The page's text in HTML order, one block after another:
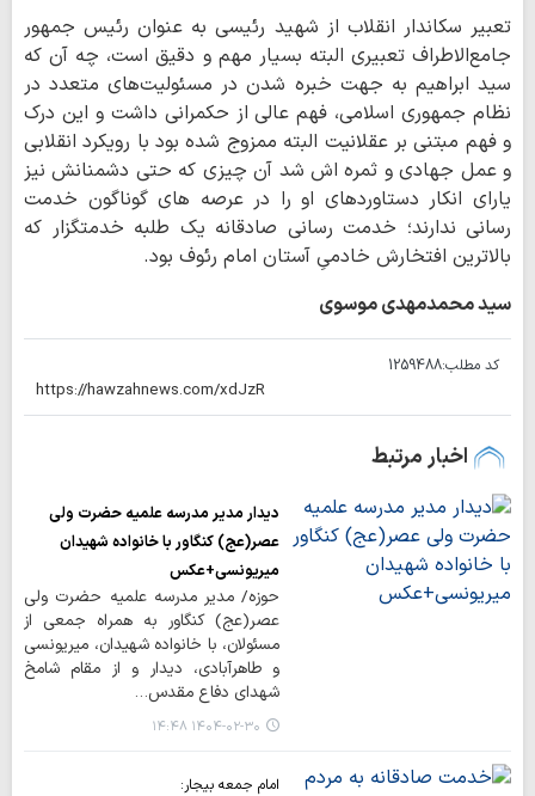
تعبیر سکاندار انقلاب از شهید رئیسی به عنوان رئیس‌ جمهور
جامع‌الاطراف تعبیری البته بسیار مهم و دقیق است، چه آن که
سید ابراهیم به جهت خبره شدن در مسئولیت‌های متعدد در
نظام جمهوری اسلامی، فهم عالی از حکمرانی داشت و این درک
و فهم مبتنی بر عقلانیت البته ممزوج شده بود با رویکرد انقلابی
و عمل جهادی و ثمره اش شد آن چیزی که حتی دشمنانش نیز
یارای انکار دستاوردهای او را در عرصه های گوناگون خدمت
رسانی ندارند؛ خدمت رسانی صادقانه یک طلبه خدمتگزار که
بالاترین افتخارش خادمیِ آستان امام رئوف بود.
سید محمدمهدی موسوی
کد مطلب:1259488
اخبار مرتبط
دیدار مدیر مدرسه علمیه حضرت ولی
عصر(عج) کنگاور با خانواده شهیدان
میریونسی+عکس
حوزه/ مدیر مدرسه علمیه حضرت ولی
عصر(عج) کنگاور به همراه جمعی از
مسئولان، با خانواده شهیدان، میریونسی
و طاهرآبادی، دیدار و از مقام شامخ
شهدای دفاع مقدس…
۱۴۰۴-۰۲-۳۰ ۱۴:۴۸
امام جمعه بیجار: